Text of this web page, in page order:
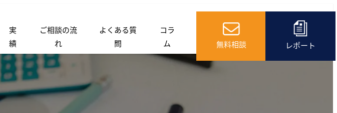
実
績
ご相談の流
れ
よくある質
問
コラ
ム
無料相談 レポート